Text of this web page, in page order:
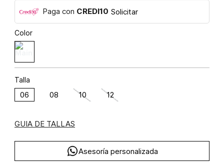
Paga con CREDI10 Solicitar
Color
Talla
06 08 10 12
GUIA DE TALLAS
Asesoría personalizada